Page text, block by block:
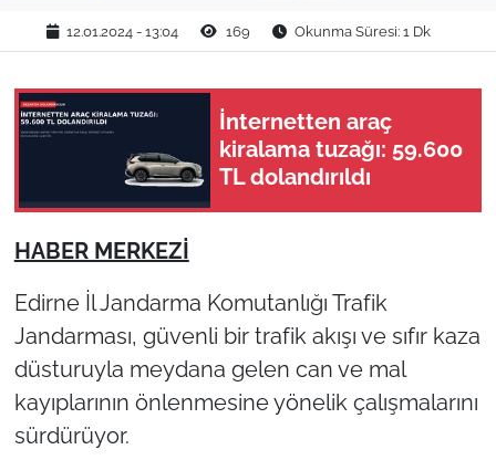
12.01.2024 - 13:04 169 Okunma Süresi: 1 Dk
İnternetten araç
kiralama tuzağı: 59.600
TL dolandırıldı
HABER MERKEZİ
Edirne İl Jandarma Komutanlığı Trafik
Jandarması, güvenli bir trafik akışı ve sıfır kaza
düsturuyla meydana gelen can ve mal
kayıplarının önlenmesine yönelik çalışmalarını
sürdürüyor.
YAŞAM
TEKİRDAĞ
KIRKLARELİ
ÇANAKKALE
TÜRKİYE
Bölge
Güvenlik